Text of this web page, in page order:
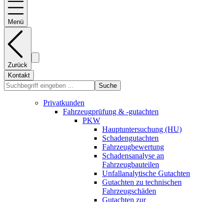
Menü
Zurück
Kontakt
Suche
Privatkunden
Fahrzeugprüfung & -gutachten
PKW
Hauptuntersuchung (HU)
Schadengutachten
Fahrzeugbewertung
Schadensanalyse an
Fahrzeugbauteilen
Unfallanalytische Gutachten
Gutachten zu technischen
Fahrzeugschäden
Gutachten zur